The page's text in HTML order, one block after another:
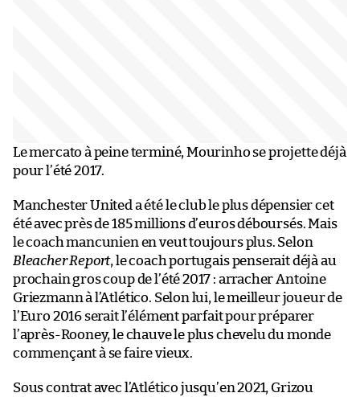
Le mercato à peine terminé, Mourinho se projette déjà
pour l’été 2017.
Manchester United a été le club le plus dépensier cet
été avec près de 185 millions d’euros déboursés. Mais
le coach mancunien en veut toujours plus. Selon
Bleacher Report, le coach portugais penserait déjà au
prochain gros coup de l’été 2017 : arracher Antoine
Griezmann à l’Atlético. Selon lui, le meilleur joueur de
l’Euro 2016 serait l’élément parfait pour préparer
l’après-Rooney, le chauve le plus chevelu du monde
commençant à se faire vieux.
Sous contrat avec l’Atlético jusqu’en 2021, Grizou